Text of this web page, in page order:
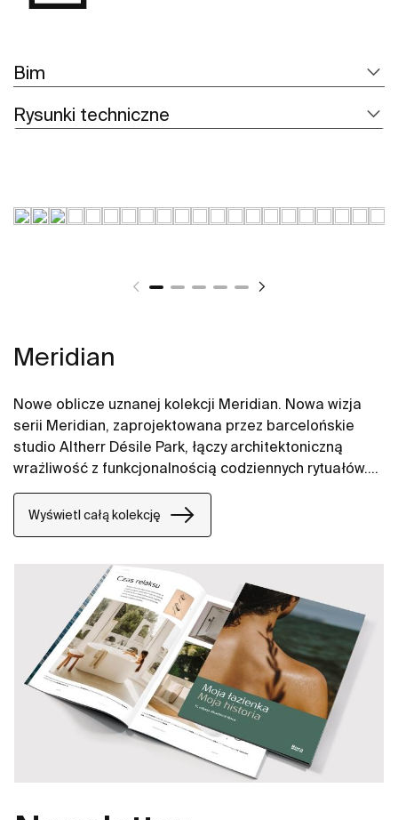
Bim
Rysunki techniczne
Meridian
Nowe oblicze uznanej kolekcji Meridian. Nowa wizja
serii Meridian, zaprojektowana przez barcelońskie
studio Altherr Désile Park, łączy architektoniczną
wrażliwość z funkcjonalnością codziennych rytuałów.
Jej forma opiera się na harmonii, płynności i
wizualnym spokoju. To design, który porządkuje
przestrzeń bez dominacji.​
Wyświetl całą kolekcję